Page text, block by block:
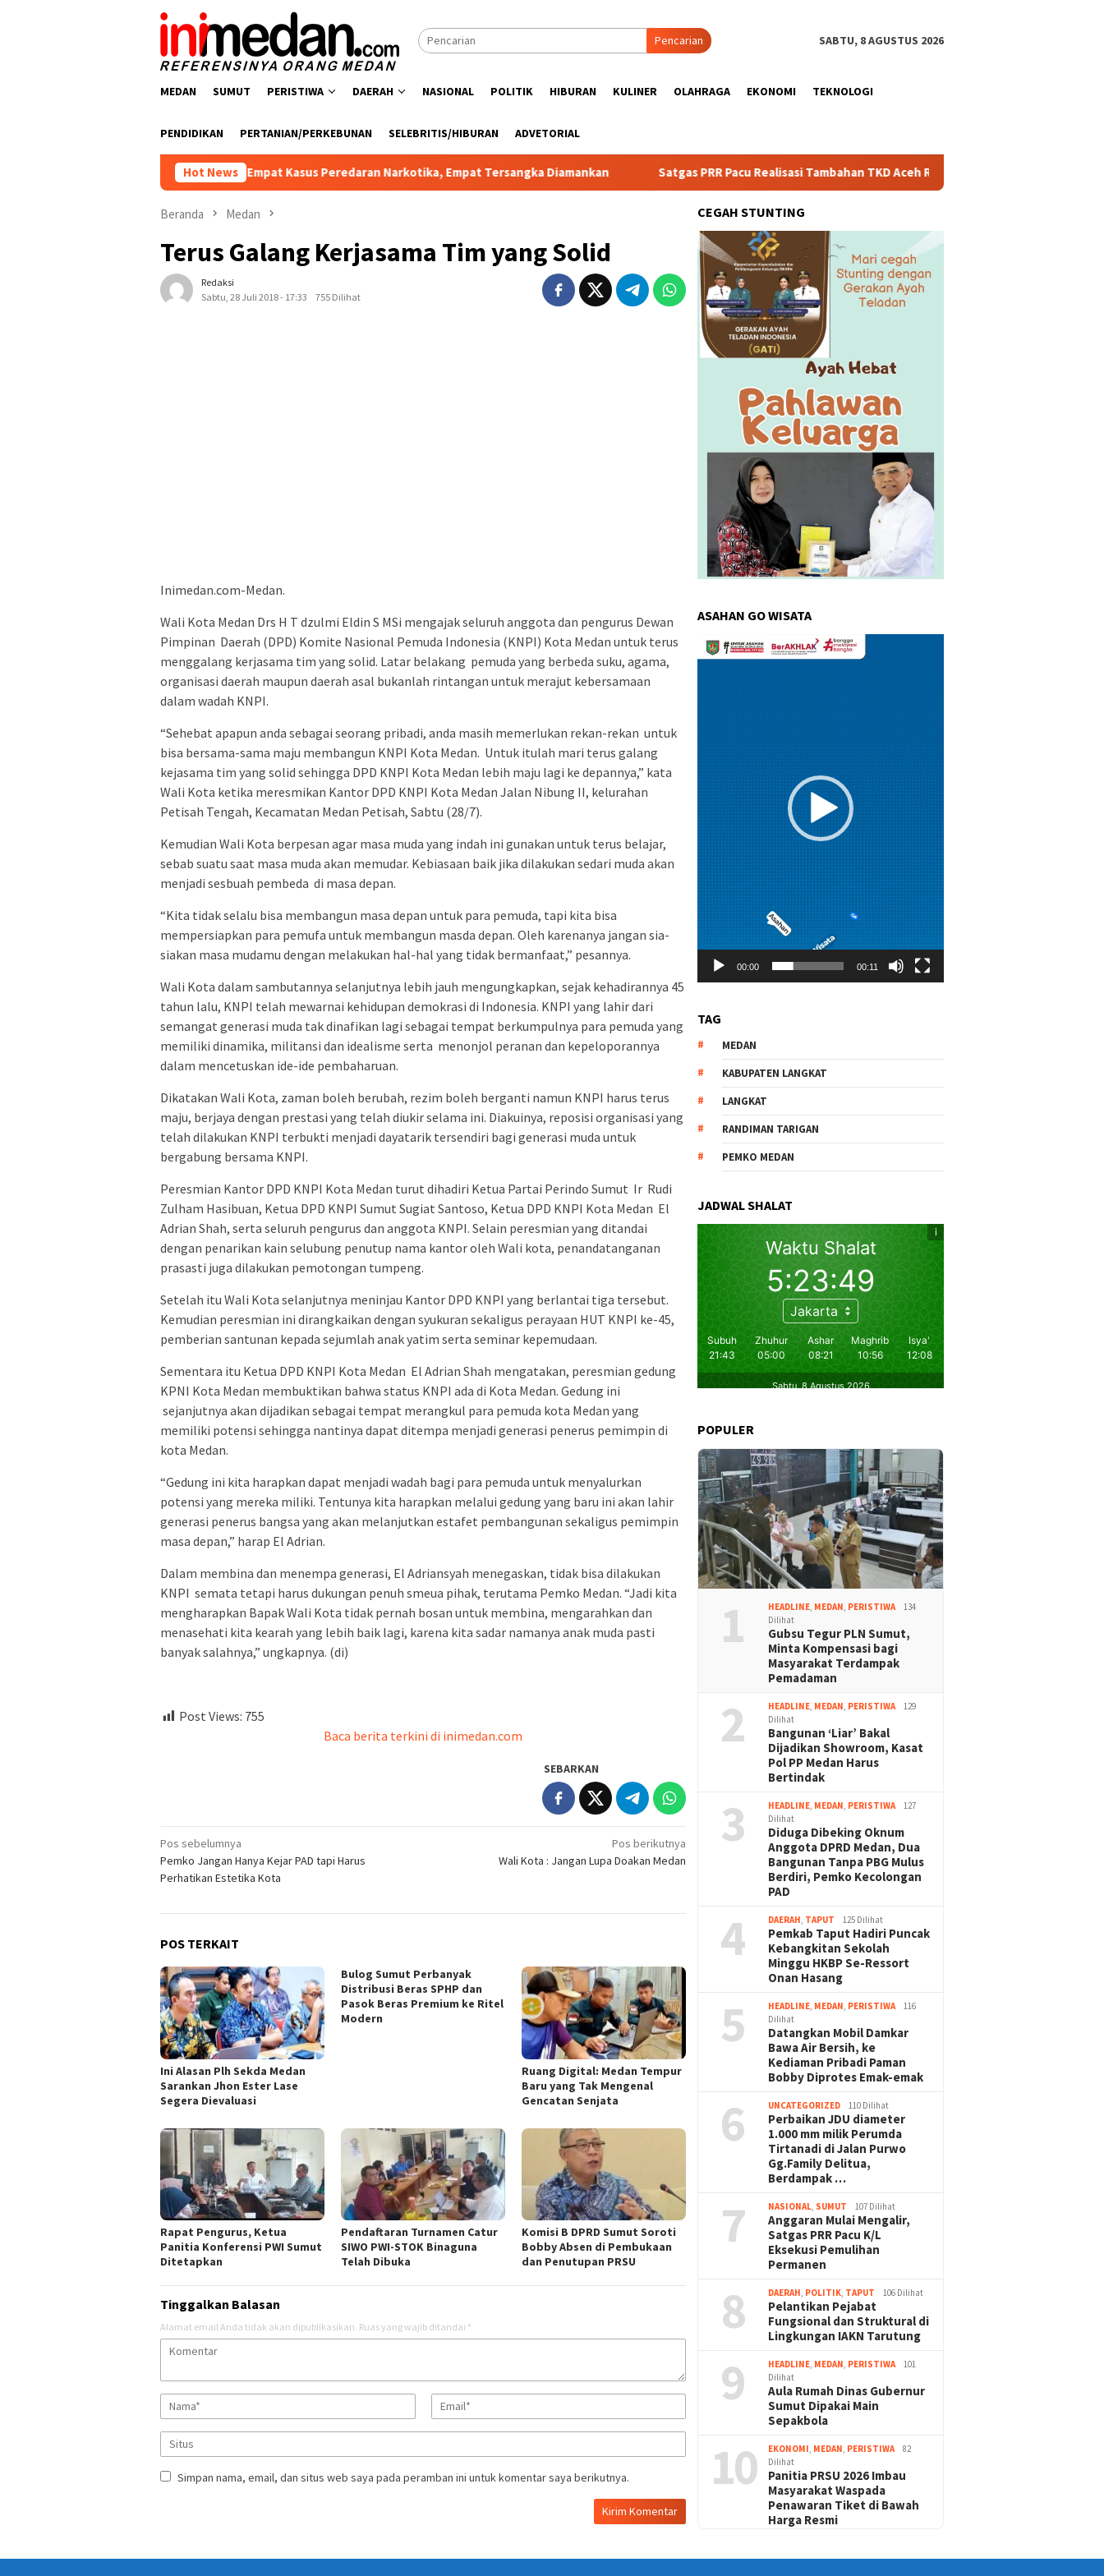
Pencarian SABTU, 8 AGUSTUS 2026
MEDAN SUMUT PERISTIWA DAERAH NASIONAL POLITIK HIBURAN KULINER OLAHRAGA EKONOMI TEKNOLOGI
PENDIDIKAN PERTANIAN/PERKEBUNAN SELEBRITIS/HIBURAN ADVETORIAL
Hot News
Polres Batu Bara Ungkap Empat Kasus Peredaran Narkotika, Empat Tersangka Diamankan Satgas PRR Pacu Realisasi Tambahan TKD Aceh Rp1,65 Triliun, Pastikan Transparan dan
Beranda Medan
Terus Galang Kerjasama Tim yang Solid
Redaksi
Sabtu, 28 Juli 2018 - 17:33
755 Dilihat
Inimedan.com-Medan.
Wali Kota Medan Drs H T dzulmi Eldin S MSi mengajak seluruh anggota dan pengurus Dewan
Pimpinan Daerah (DPD) Komite Nasional Pemuda Indonesia (KNPI) Kota Medan untuk terus
menggalang kerjasama tim yang solid. Latar belakang pemuda yang berbeda suku, agama,
organisasi daerah maupun daerah asal bukanlah rintangan untuk merajut kebersamaan
dalam wadah KNPI.
“Sehebat apapun anda sebagai seorang pribadi, anda masih memerlukan rekan-rekan untuk
bisa bersama-sama maju membangun KNPI Kota Medan. Untuk itulah mari terus galang
kejasama tim yang solid sehingga DPD KNPI Kota Medan lebih maju lagi ke depannya,” kata
Wali Kota ketika meresmikan Kantor DPD KNPI Kota Medan Jalan Nibung II, kelurahan
Petisah Tengah, Kecamatan Medan Petisah, Sabtu (28/7).
Kemudian Wali Kota berpesan agar masa muda yang indah ini gunakan untuk terus belajar,
sebab suatu saat masa muda akan memudar. Kebiasaan baik jika dilakukan sedari muda akan
menjadi sesbuah pembeda di masa depan.
“Kita tidak selalu bisa membangun masa depan untuk para pemuda, tapi kita bisa
mempersiapkan para pemufa untuk membangun masda depan. Oleh karenanya jangan sia-
siakan masa mudamu dengan melakukan hal-hal yang tidak bermanfaat,” pesannya.
Wali Kota dalam sambutannya selanjutnya lebih jauh mengungkapkan, sejak kehadirannya 45
tahun lalu, KNPI telah mewarnai kehidupan demokrasi di Indonesia. KNPI yang lahir dari
semangat generasi muda tak dinafikan lagi sebagai tempat berkumpulnya para pemuda yang
memiliki dinamika, militansi dan idealisme serta menonjol peranan dan kepeloporannya
dalam mencetuskan ide-ide pembaharuan.
Dikatakan Wali Kota, zaman boleh berubah, rezim boleh berganti namun KNPI harus terus
maju, berjaya dengan prestasi yang telah diukir selama ini. Diakuinya, reposisi organisasi yang
telah dilakukan KNPI terbukti menjadi dayatarik tersendiri bagi generasi muda untuk
bergabung bersama KNPI.
Peresmian Kantor DPD KNPI Kota Medan turut dihadiri Ketua Partai Perindo Sumut Ir Rudi
Zulham Hasibuan, Ketua DPD KNPI Sumut Sugiat Santoso, Ketua DPD KNPI Kota Medan El
Adrian Shah, serta seluruh pengurus dan anggota KNPI. Selain peresmian yang ditandai
dengan penarikan kain selubung penutup nama kantor oleh Wali kota, penandatanganan
prasasti juga dilakukan pemotongan tumpeng.
Setelah itu Wali Kota selanjutnya meninjau Kantor DPD KNPI yang berlantai tiga tersebut.
Kemudian peresmian ini dirangkaikan dengan syukuran sekaligus perayaan HUT KNPI ke-45,
pemberian santunan kepada sejumlah anak yatim serta seminar kepemudaan.
Sementara itu Ketua DPD KNPI Kota Medan El Adrian Shah mengatakan, peresmian gedung
KPNI Kota Medan membuktikan bahwa status KNPI ada di Kota Medan. Gedung ini
sejanjutnya akan dijadikan sebagai tempat merangkul para pemuda kota Medan yang
memiliki potensi sehingga nantinya dapat ditempa menjadi generasi penerus pemimpin di
kota Medan.
“Gedung ini kita harapkan dapat menjadi wadah bagi para pemuda untuk menyalurkan
potensi yang mereka miliki. Tentunya kita harapkan melalui gedung yang baru ini akan lahir
generasi penerus bangsa yang akan melanjutkan estafet pembangunan sekaligus pemimpin
masa depan,” harap El Adrian.
Dalam membina dan menempa generasi, El Adriansyah menegaskan, tidak bisa dilakukan
KNPI semata tetapi harus dukungan penuh smeua pihak, terutama Pemko Medan. “Jadi kita
mengharapkan Bapak Wali Kota tidak pernah bosan untuk membina, mengarahkan dan
menasehati kita kearah yang lebih baik lagi, karena kita sadar namanya anak muda pasti
banyak salahnya,” ungkapnya. (di)
Post Views: 755
Baca berita terkini di inimedan.com
SEBARKAN
Navigasi
pos
Pos sebelumnya
Pemko Jangan Hanya Kejar PAD tapi Harus
Perhatikan Estetika Kota
Pos berikutnya
Wali Kota : Jangan Lupa Doakan Medan
POS TERKAIT
Ini Alasan Plh Sekda Medan
Sarankan Jhon Ester Lase
Segera Dievaluasi
Bulog Sumut Perbanyak
Distribusi Beras SPHP dan
Pasok Beras Premium ke Ritel
Modern
Ruang Digital: Medan Tempur
Baru yang Tak Mengenal
Gencatan Senjata
Rapat Pengurus, Ketua
Panitia Konferensi PWI Sumut
Ditetapkan
Pendaftaran Turnamen Catur
SIWO PWI-STOK Binaguna
Telah Dibuka
Komisi B DPRD Sumut Soroti
Bobby Absen di Pembukaan
dan Penutupan PRSU
Tinggalkan Balasan
Alamat email Anda tidak akan dipublikasikan. Ruas yang wajib ditandai *
Simpan nama, email, dan situs web saya pada peramban ini untuk komentar saya berikutnya.
CEGAH STUNTING
ASAHAN GO WISATA
Pemutar
Video
00:00 00:11
TAG
MEDAN
KABUPATEN LANGKAT
LANGKAT
RANDIMAN TARIGAN
PEMKO MEDAN
JADWAL SHALAT
POPULER
1 HEADLINE, MEDAN, PERISTIWA
134
Dilihat
Gubsu Tegur PLN Sumut,
Minta Kompensasi bagi
Masyarakat Terdampak
Pemadaman
2 HEADLINE, MEDAN, PERISTIWA
129
Dilihat
Bangunan ‘Liar’ Bakal
Dijadikan Showroom, Kasat
Pol PP Medan Harus
Bertindak
3 HEADLINE, MEDAN, PERISTIWA
127
Dilihat
Diduga Dibeking Oknum
Anggota DPRD Medan, Dua
Bangunan Tanpa PBG Mulus
Berdiri, Pemko Kecolongan
PAD
4 DAERAH, TAPUT 125 Dilihat
Pemkab Taput Hadiri Puncak
Kebangkitan Sekolah
Minggu HKBP Se-Ressort
Onan Hasang
5 HEADLINE, MEDAN, PERISTIWA
116
Dilihat
Datangkan Mobil Damkar
Bawa Air Bersih, ke
Kediaman Pribadi Paman
Bobby Diprotes Emak-emak
6 UNCATEGORIZED 110 Dilihat
Perbaikan JDU diameter
1.000 mm milik Perumda
Tirtanadi di Jalan Purwo
Gg.Family Delitua,
Berdampak …
7 NASIONAL, SUMUT 107 Dilihat
Anggaran Mulai Mengalir,
Satgas PRR Pacu K/L
Eksekusi Pemulihan
Permanen
8 DAERAH, POLITIK, TAPUT 106 Dilihat
Pelantikan Pejabat
Fungsional dan Struktural di
Lingkungan IAKN Tarutung
9 HEADLINE, MEDAN, PERISTIWA
101
Dilihat
Aula Rumah Dinas Gubernur
Sumut Dipakai Main
Sepakbola
10 EKONOMI, MEDAN, PERISTIWA
82
Dilihat
Panitia PRSU 2026 Imbau
Masyarakat Waspada
Penawaran Tiket di Bawah
Harga Resmi